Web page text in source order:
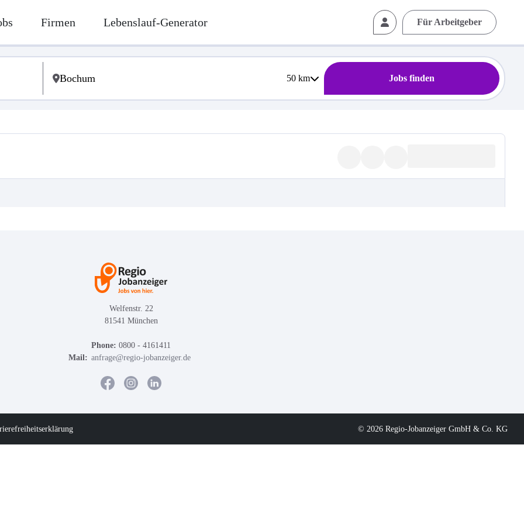
Firmen Lebenslauf-Generator Für Arbeitgeber
50km Jobs finden
Welfenstr. 22
81541 München
Phone: 0800 - 4161411
Mail: anfrage@regio-jobanzeiger.de
© 2026 Regio-Jobanzeiger GmbH & Co. KG